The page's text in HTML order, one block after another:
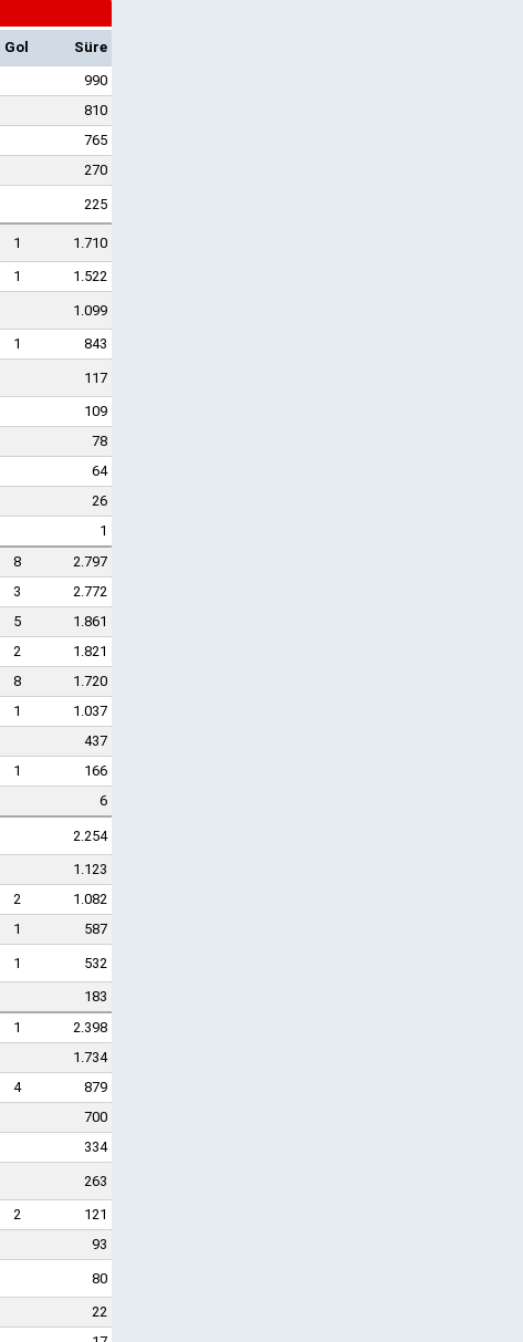
Gol
Süre
990
810
765
270
225
1
1.710
1 1.522
1.099
1 843
117
109
78
64
26
1
8
2.797
3
2.772
5
1.861
2
1.821
8
1.720
1
1.037
437
1
166
6
2.254
1.123
2
1.082
1 587
1
532
183
1
2.398
1.734
4
879
700
334
263
2
121
93
80
22